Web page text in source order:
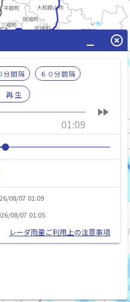
熊野川(くまのがわ)
highlight_off
分間隔 ６０分間隔
再生
01:09
fast_forward
08/07 01:09
08/07 01:05
レーダ雨量ご利用上の注意事項